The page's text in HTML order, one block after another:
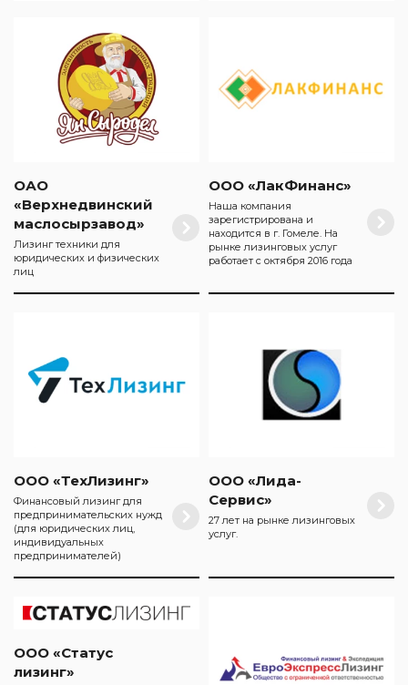
ОАО
«Верхнедвинский
маслосырзавод»
Лизинг техники для
юридических и физических
лиц
ООО «ЛакФинанс»
Наша компания
зарегистрирована и
находится в г. Гомеле. На
рынке лизинговых услуг
работает с октября 2016 года
ООО «ТехЛизинг»
Финансовый лизинг для
предпринимательских нужд
(для юридических лиц,
индивидуальных
предпринимателей)
ООО «Лида-
Сервис»
27 лет на рынке лизинговых
услуг.
ООО «Статус
лизинг»